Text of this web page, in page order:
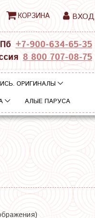
КОРЗИНА ВХОД
+7-900-634-65-35
8 800 707-08-75
ОРИГИНАЛЫ
АЛЫЕ ПАРУСА